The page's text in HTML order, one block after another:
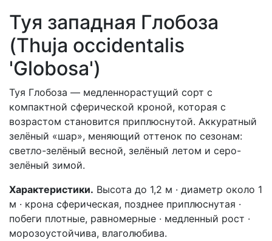
Туя западная Глобоза
(Thuja occidentalis
'Globosa')
Туя Глобоза — медленнорастущий сорт с
компактной сферической кроной, которая с
возрастом становится приплюснутой. Аккуратный
зелёный «шар», меняющий оттенок по сезонам:
светло-зелёный весной, зелёный летом и серо-
зелёный зимой.
Характеристики. Высота до 1,2 м · диаметр около 1
м · крона сферическая, позднее приплюснутая ·
побеги плотные, равномерные · медленный рост ·
морозоустойчива, влаголюбива.